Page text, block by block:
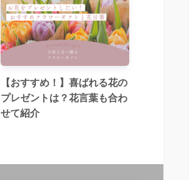
【おすすめ！】喜ばれる花の
プレゼントは？花言葉も合わ
せて紹介